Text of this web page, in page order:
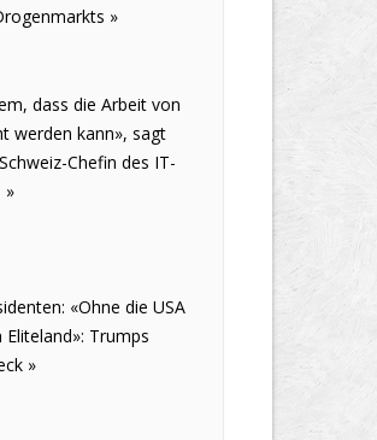
»
dass die Arbeit von
werden kann», sagt
Chefin des IT-
»
«Ohne die USA
Trumps
»